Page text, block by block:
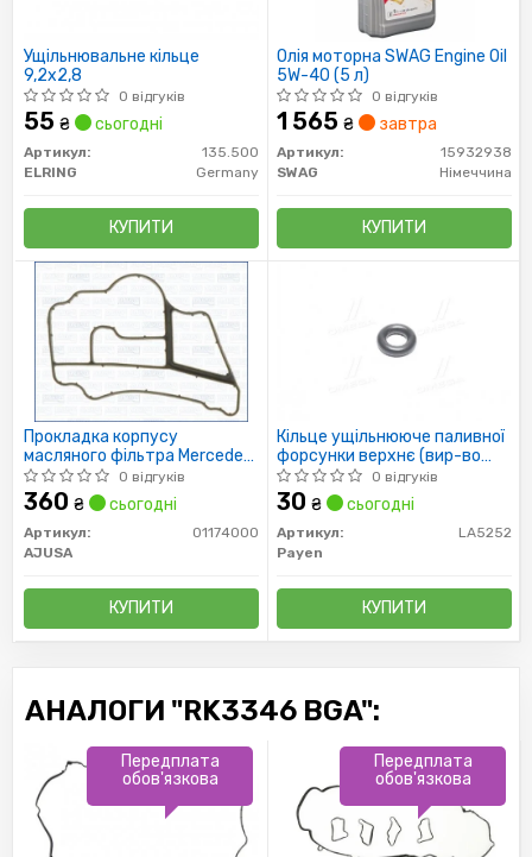
Ущільнювальне кільце
9,2x2,8
0 відгуків
55 ₴ сьогодні
Артикул:
135.500
ELRING
Germany
КУПИТИ
Олія моторна SWAG Engine Oil
5W-40 (5 л)
0 відгуків
1 565 ₴ завтра
Артикул:
15932938
SWAG
Німеччина
КУПИТИ
Прокладка корпусу
масляного фільтра Mercedes
Benz M271 02-0 відгуків
360 ₴ сьогодні
Артикул:
01174000
AJUSA
КУПИТИ
Кільце ущільнююче паливної
форсунки верхнє (вир-во
PAYEN)
0 відгуків
30 ₴ сьогодні
Артикул:
LA5252
Payen
КУПИТИ
АНАЛОГИ "RK3346 BGA":
Передплата
обов'язкова
Передплата
обов'язкова